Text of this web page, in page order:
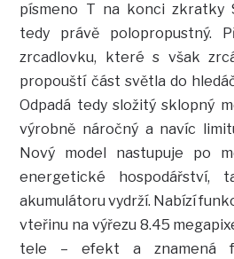
písmeno T na konci zkratky
tedy právě polopropustný.
zrcadlovku, které s však
propouští část světla do
Odpadá tedy složitý sklopný
výrobně náročný a navíc
Nový model nastupuje po
energetické hospodářství,
akumulátoru vydrží. Nabízí
vteřinu na výřezu 8.45
tele – efekt a znamená